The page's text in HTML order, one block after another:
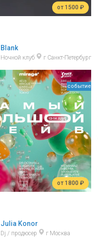
от 1500 ₽
Blank
Ночной клуб г Санкт-Петербург
от 1800 ₽
событие
Julia Konor
Dj / продюсер г Москва